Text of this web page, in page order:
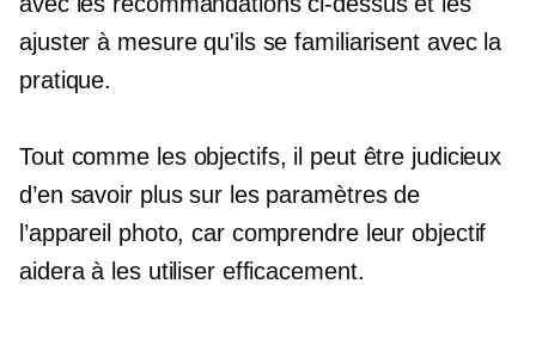
ajuster à mesure qu'ils se familiarisent avec la
pratique.
Tout comme les objectifs, il peut être judicieux
d’en savoir plus sur les paramètres de
l’appareil photo, car comprendre leur objectif
aidera à les utiliser efficacement.